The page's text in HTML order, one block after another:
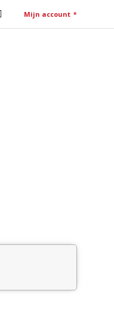
Mijn account